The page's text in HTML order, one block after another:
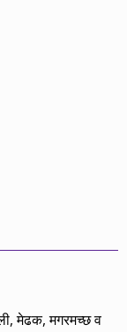
मेढक, मगरमच्छ व